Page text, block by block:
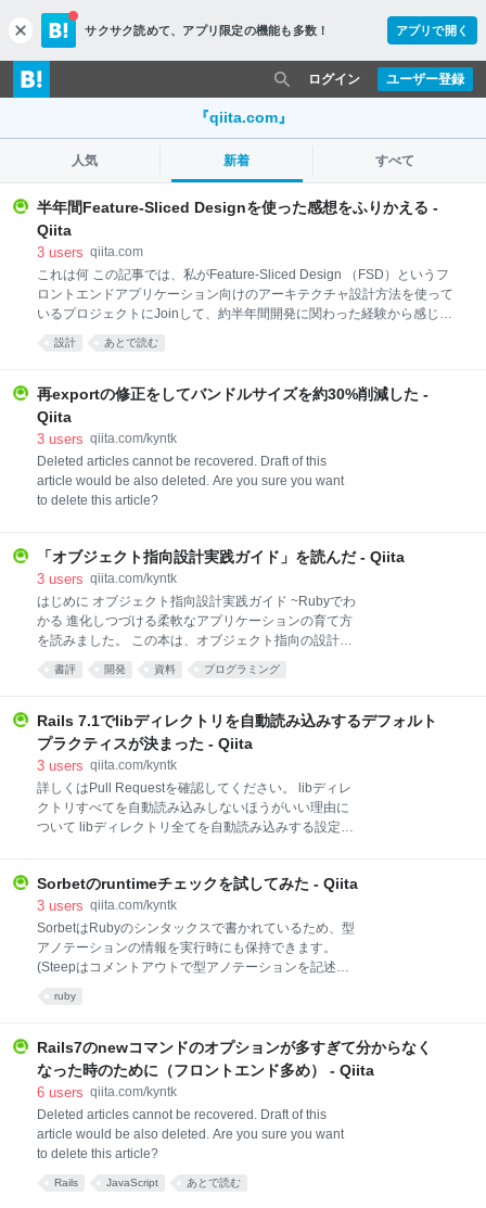
c
l
o
s
サクサク読めて、 アプリ限定の機能も多数！ アプリで開く
ユーザー登録
ログイン
『qiita.com』
人気 新着 すべて
半年間Feature-Sliced Designを使った感想をふりかえる -
Qiita
3 users qiita.com
これは何 この記事では、私がFeature-Sliced Design （FSD）というフ
ロントエンドアプリケーション向けのアーキテクチャ設計方法を使って
いるプロジェクトにJoinして、約半年間開発に関わった経験から感じた
ことをシェアしたいと思います。 FSDについてはこちらの記事を参考に
してください。 めちゃくちゃざっくり言うと、抽象度ごとにLayerでグ
ピングし、その技術的性質によってグルーピングするようなアーキテク
チャ（ディレクトリ構成）になっています。 1. 抽象度（Layer）> 2. 意
味のあるまとまり（Slice） > 3. 技術的性質（Segment） 今回FSDにつ
用できるアイデアや学び得てもらえたらと思い書きました。 結論 半年使
った時
設計 あとで読む
再exportの修正をしてバンドルサイズを約30%削減した -
Qiita
3 users qiita.com/kyntk
Deleted articles cannot be recovered. Draft of this
article would be also deleted. Are you sure you want
to delete this article?
「オブジェクト指向設計実践ガイド」を読んだ - Qiita
3 users qiita.com/kyntk
はじめに オブジェクト指向設計実践ガイド ~Rubyでわ
かる 進化しつづける柔軟なアプリケーションの育て方
を読みました。 この本は、オブジェクト指向の設計に
ついて、Rubyのプログラムをサンプルに、分かりやす
く解説されています。 設計について学びたいRubyエ
更しやすい、メンテナンス性の高いコードを書くため
の考え方が身につけられます。 メンテナンス性の高い
コードを書きたいと思っているRubyエンジニアは、個
感じました。 (リーダブルなコードについては前提と
して知っておいたほうがいいです) どうしてこの本を
読んだのか クラスの設計、インターフェースの設計に
すめしている本だったので、読んでみようと思いまし
た。 今まで、インターフェースを使ったオブジ
書評 開発 資料 プログラミング
Rails 7.1でlibディレクトリを自動読み込みするデフォルト
プラクティスが決まった - Qiita
3 users qiita.com/kyntk
詳しくはPull Requestを確認してください。 libディレ
クトリすべてを自動読み込みしないほうがいい理由に
ついて libディレクトリ全てを自動読み込みする設定は
directory was in the autoload paths by default in the
early versions of Rails. However, lib stores different
kinds of files, and eager loading in production proved
to be an issue. Some files in there are not meant to be
autoloaded or eager loa
Sorbetのruntimeチェックを試してみた - Qiita
3 users qiita.com/kyntk
SorbetはRubyのシンタックスで書かれているため、型
アノテーションの情報を実行時にも保持できます。
(Steepはコメントアウトで型アノテーションを記述す
るようです) これを用いて、実行時に型アノテーショ
た。 Sorbet Runtimeについて Sorbetは部分的に型チ
ェックを有効化、無効化することが可能です。そのた
め、型アノテーションを記述しても異なる型の値が渡
型情報を用いて、アノテーションをチェックすること
ができます。 これにより、型アノテーションの誤りに
気づくことができます。 試してみる まずは型チェック
を無効化してプログラムを実行してみます。
ruby
Rails7のnewコマンドのオプションが多すぎて分からなく
なった時のために（フロントエンド多め） - Qiita
6 users qiita.com/kyntk
Deleted articles cannot be recovered. Draft of this
article would be also deleted. Are you sure you want
to delete this article?
Rails JavaScript あとで読む